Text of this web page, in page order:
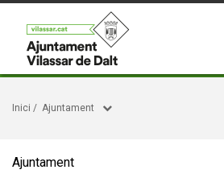
Inici / Ajuntament
Ajuntament